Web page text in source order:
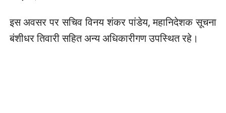
इस अवसर पर सचिव विनय शंकर पांडेय, महानिदेशक सूचना
बंशीधर तिवारी सहित अन्य अधिकारीगण उपस्थित रहे।